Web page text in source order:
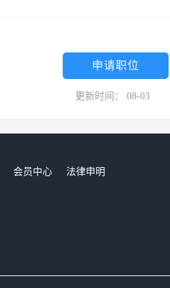
申请职位
更新时间： 08-03
会员中心
法律申明